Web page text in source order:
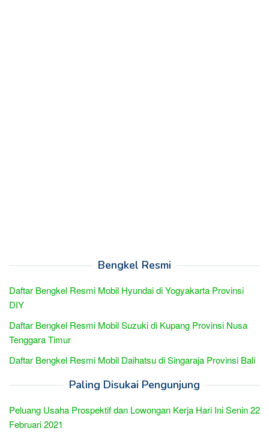
Bengkel Resmi
Daftar Bengkel Resmi Mobil Hyundai di Yogyakarta Provinsi
DIY
Daftar Bengkel Resmi Mobil Suzuki di Kupang Provinsi Nusa
Tenggara Timur
Daftar Bengkel Resmi Mobil Daihatsu di Singaraja Provinsi Bali
Paling Disukai Pengunjung
Peluang Usaha Prospektif dan Lowongan Kerja Hari Ini Senin 22
Februari 2021